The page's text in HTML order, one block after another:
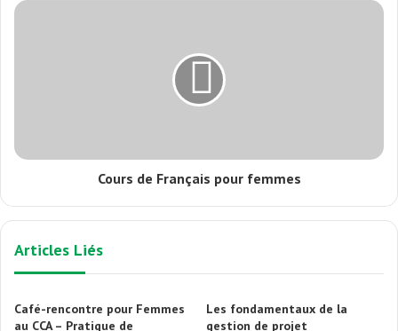
Cours de Français pour femmes
Articles Liés
Café-rencontre pour Femmes
au CCA – Pratique de
Les fondamentaux de la
gestion de projet